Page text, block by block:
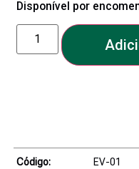
Disponível por
Código:
EV-01